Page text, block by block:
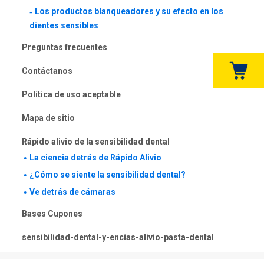
Los productos blanqueadores y su efecto en los
dientes sensibles
Preguntas frecuentes
Contáctanos
Política de uso aceptable
Mapa de sitio
Rápido alivio de la sensibilidad dental
La ciencia detrás de Rápido Alivio
¿Cómo se siente la sensibilidad dental?
Ve detrás de cámaras
Bases Cupones
sensibilidad-dental-y-encías-alivio-pasta-dental